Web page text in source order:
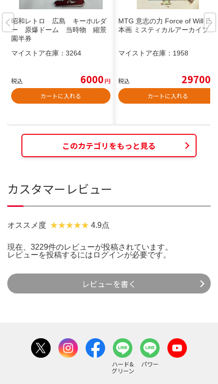
昭和レトロ 広島 キーホルダ
ー 原爆ドーム 当時物 縮景
園半券
マイストア在庫： 3264
税込 6000円
カートに入れる
MTG 意志の力 Force of Will 日
本画 ミスティカルアーカイブ
マイストア在庫： 1958
税込 29700
カートに入れる
このカテゴリをもっと見る
カスタマーレビュー
オススメ度 4.9点
現在、3229件のレビューが投稿されています。
レビューを投稿するには ログインが必要です。
レビューを書く
ハード&
グリーン
パワー